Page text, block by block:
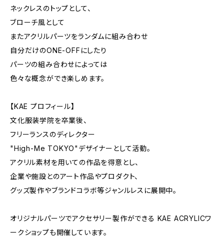
ネックレスのトップとして、
ブローチ風として
またアクリルパーツをランダムに組み合わせ
自分だけのONE-OFFにしたり
パーツの組み合わせによっては
色々な概念ができ楽しめます。
【KAE プロフィール】
文化服装学院を卒業後、
フリーランスのディレクター
"High-Me TOKYO"デザイナーとして活動。
アクリル素材を用いての作品を得意とし、
企業や施設とのアート作品やプロダクト、
グッズ製作やブランドコラボ等ジャンルレスに展開中。
オリジナルパーツでアクセサリー製作ができる KAE ACRYLICワ
ークショップも開催しています。